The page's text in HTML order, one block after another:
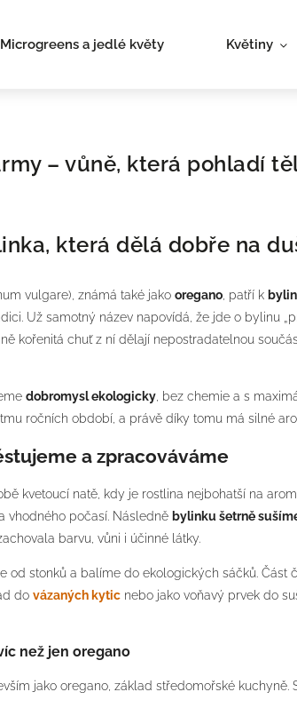
Microgreens a jedlé květy Květiny
– vůně, která pohladí
která dělá dobře na
vulgare), známá také jako oregano , patří k
Už samotný název napovídá, že jde o bylinu
kořenitá chuť z ní dělají nepostradatelnou
dobromysl ekologicky , bez chemie a s
ročních období, a právě díky tomu má silné
a zpracováváme
kvetoucí natě, kdy je rostlina nejbohatší na
vhodného počasí. Následně bylinku šetrně
barvu, vůni i účinné látky.
od stonků a balíme do ekologických sáčků. Část
do vázaných kytic nebo jako voňavý prvek do
než jen oregano
jako oregano, základ středomořské kuchyně.